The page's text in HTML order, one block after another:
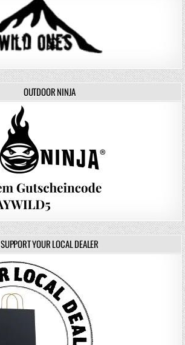
OUTDOOR NINJA
SUPPORT YOUR LOCAL DEALER